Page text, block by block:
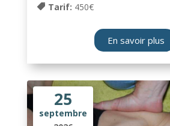
Tarif: 450€
En savoir plus
25
septembre